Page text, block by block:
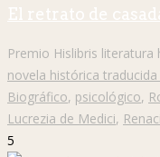
El retrato de
Premio Hislibris literatura
novela histórica
Biográfico, psicológico,
Lucrezia de Medici,
5